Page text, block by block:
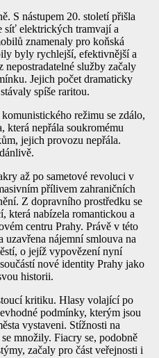
S nástupem 20. století přišla
síť elektrických tramvají a
znamenaly pro koňská
byly rychlejší, efektivnější a
nepostradatelné služby začaly
Jejich počet dramaticky
spíše raritou.
režimu se zdálo,
která nepřála soukromému
jejich provozu nepřála.
až po sametové revoluci v
přílivem zahraničních
Z dopravního prostředku se
která nabízela romantickou a
centru Prahy. Právě v této
uzavřena nájemní smlouva na
o jejíž vypovězení nyní
nové identity Prahy jako
historii.
kritiku. Hlasy volající po
podmínky, kterým jsou
vystaveni. Stížnosti na
množily. Fiacry se, podobně
začaly pro část veřejnosti i